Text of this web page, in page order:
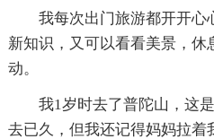
我每次出门旅游都开开心
新知识，又可以看看美景，休
动。
我1岁时去了普陀山，这
去已久，但我还记得妈妈拉着